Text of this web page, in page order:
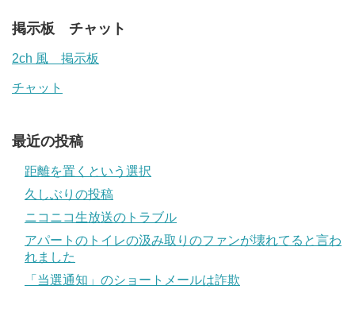
掲示板 チャット
2ch 風 掲示板
チャット
最近の投稿
距離を置くという選択
久しぶりの投稿
ニコニコ生放送のトラブル
アパートのトイレの汲み取りのファンが壊れてると言わ
れました
「当選通知」のショートメールは詐欺